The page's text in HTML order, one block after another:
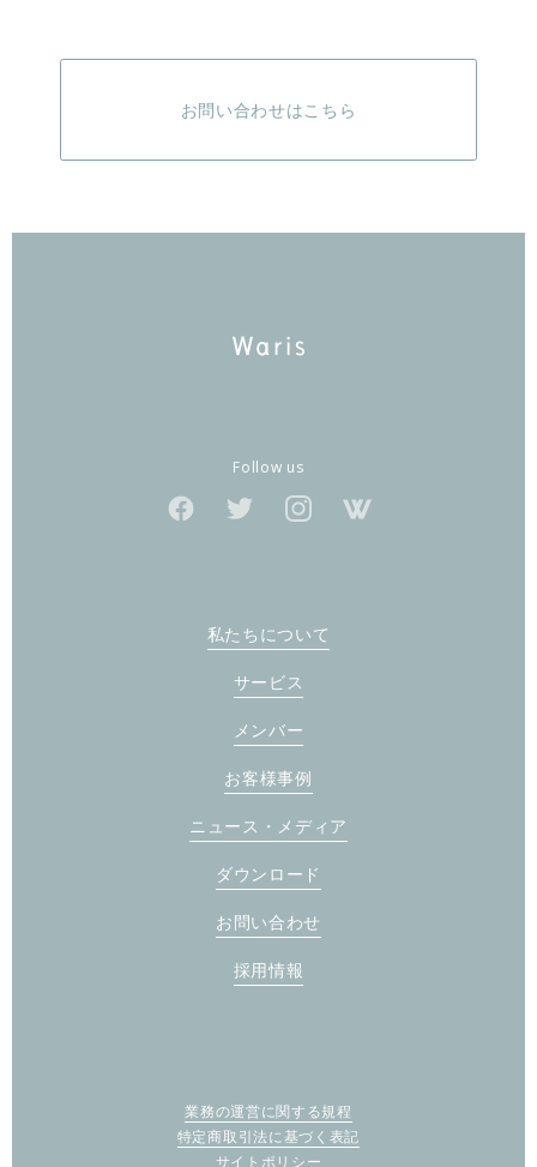
お問い合わせはこちら
Follow us
私たちについて
サービス
メンバー
お客様事例
ニュース・メディア
ダウンロード
お問い合わせ
採用情報
業務の運営に関する規程
特定商取引法に基づく表記
サイトポリシー